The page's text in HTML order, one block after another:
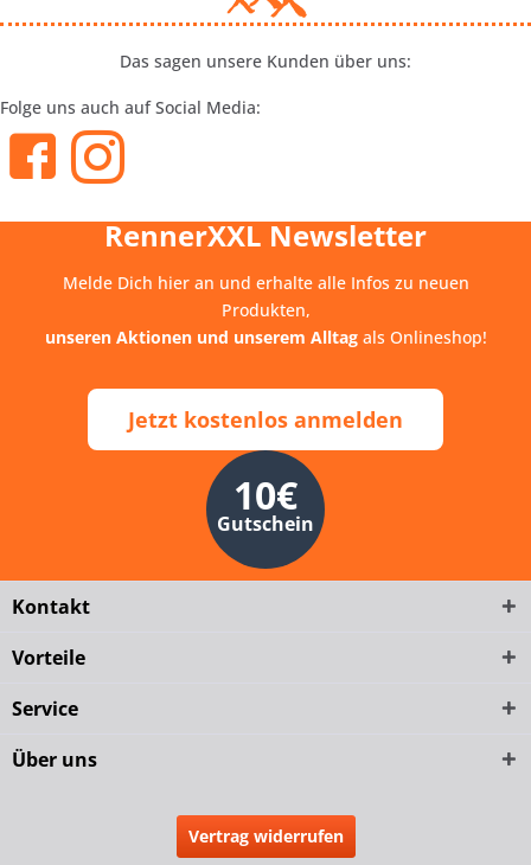
Das sagen unsere Kunden über uns:
Folge uns auch auf Social Media:
RennerXXL Newsletter
Melde Dich hier an und erhalte alle Infos zu neuen
Produkten,
unseren Aktionen und unserem Alltagals Onlineshop!
Jetzt kostenlos anmelden
10€
Gutschein
Kontakt
Vorteile
Service
Über uns
Vertrag widerrufen